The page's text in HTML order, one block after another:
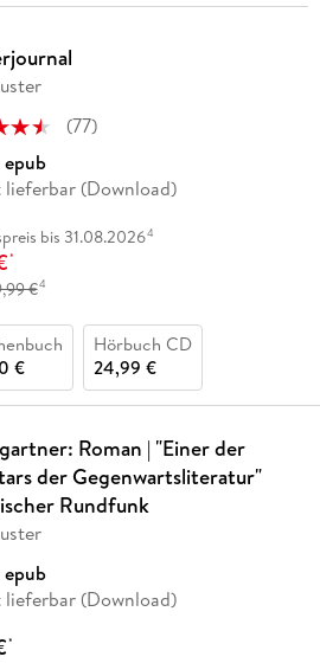
(77)
(Download)
bis 31.08.20264
*
€4
€
Hörbuch CD
24,99 €
Roman | "Einer der
der Gegenwartsliteratur"
Rundfunk
(Download)
*